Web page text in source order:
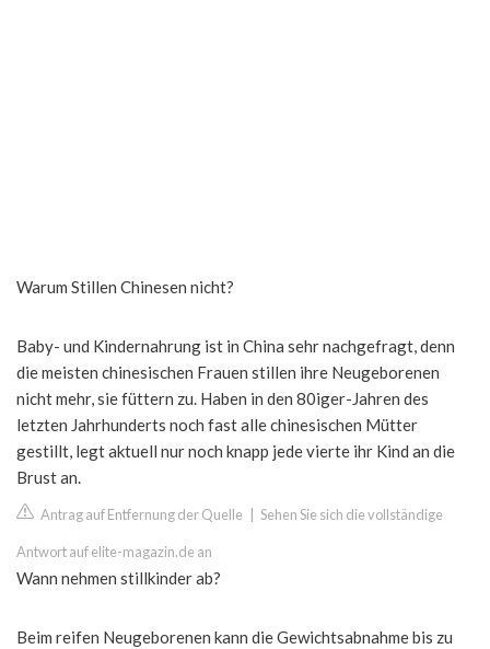
Warum Stillen Chinesen nicht?
Baby- und Kindernahrung ist in China sehr nachgefragt, denn
die meisten chinesischen Frauen stillen ihre Neugeborenen
nicht mehr, sie füttern zu. Haben in den 80iger-Jahren des
letzten Jahrhunderts noch fast alle chinesischen Mütter
gestillt, legt aktuell nur noch knapp jede vierte ihr Kind an die
Brust an.
Antrag auf Entfernung der Quelle Sehen Sie sich die vollständige
Antwort auf elite-magazin.de an
Wann nehmen stillkinder ab?
Beim reifen Neugeborenen kann die Gewichtsabnahme bis zu